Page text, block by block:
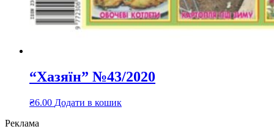
“Хазяїн” №43/2020
₴6.00 Додати в кошик
Реклама